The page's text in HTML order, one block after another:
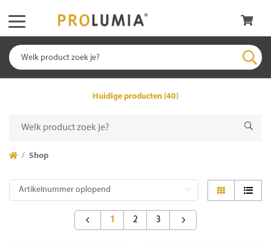
Huidige producten (40)
Shop
1 2 3